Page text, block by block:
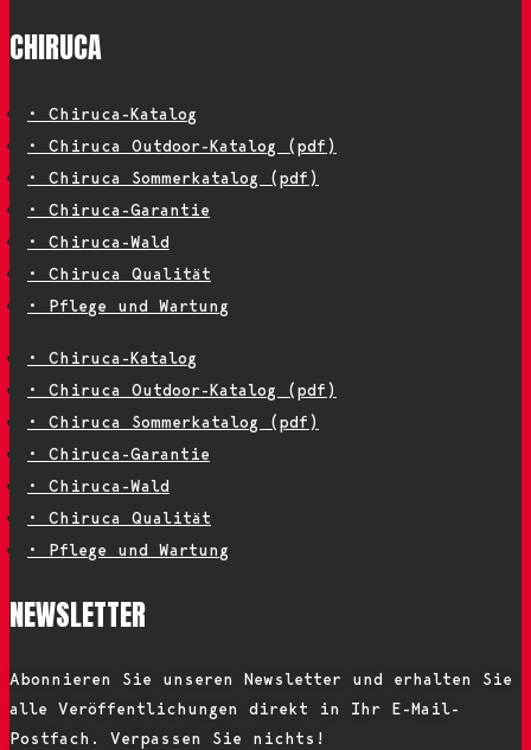
CHIRUCA
• Chiruca-Katalog
• Chiruca Outdoor-Katalog (pdf)
• Chiruca Sommerkatalog (pdf)
• Chiruca-Garantie
• Chiruca-Wald
• Chiruca Qualität
• Pflege und Wartung
• Chiruca-Katalog
• Chiruca Outdoor-Katalog (pdf)
• Chiruca Sommerkatalog (pdf)
• Chiruca-Garantie
• Chiruca-Wald
• Chiruca Qualität
• Pflege und Wartung
NEWSLETTER
Abonnieren Sie unseren Newsletter und erhalten Sie
alle Veröffentlichungen direkt in Ihr E-Mail-
Postfach. Verpassen Sie nichts!